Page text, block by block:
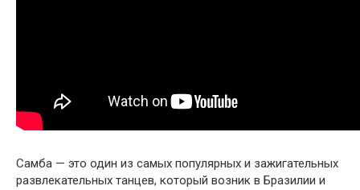
Самба — это один из самых популярных и зажигательных
развлекательных танцев, который возник в Бразилии и